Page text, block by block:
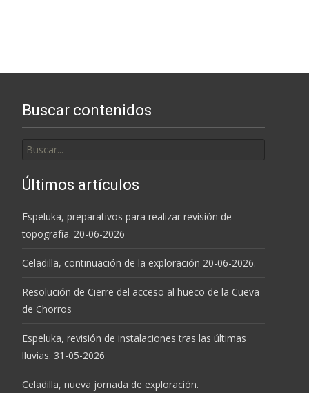
Buscar contenidos
por:
Últimos artículos
Espeluka, preparativos para realizar revisión de
topografía. 20-06-2026
Celadilla, continuación de la exploración 20-06-2026.
Resolución de Cierre del acceso al hueco de la Cueva
de Chorros
Espeluka, revisión de instalaciones tras las últimas
lluvias. 31-05-2026
Celadilla, nueva jornada de exploración.